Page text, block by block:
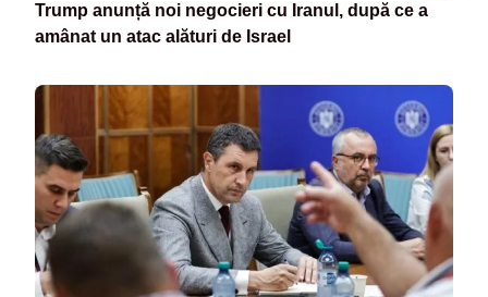
Trump anunță noi negocieri cu Iranul, după ce a
amânat un atac alături de Israel